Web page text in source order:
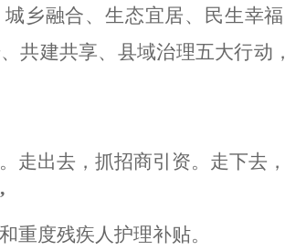
乡融合、生态宜居、民生幸
共建共享、县域治理五大行
。 走出去，抓招商引资。 走下去
重度残疾人护理补贴。